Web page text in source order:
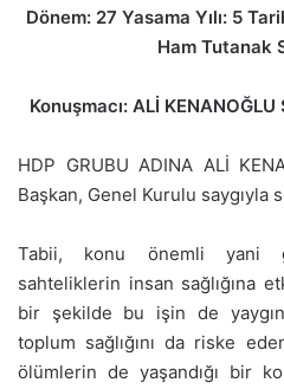
Dönem: 27 Yasama Yılı: 5
Ham Tutanak
Konuşmacı: ALİ
HDP GRUBU ADINA ALİ
Başkan, Genel Kurulu saygıyla
Tabii, konu önemli yani
sahteliklerin insan sağlığına
bir şekilde bu işin de
toplum sağlığını da riske
ölümlerin de yaşandığı bir